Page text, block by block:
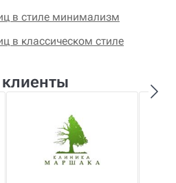
в стиле минимализм
в классическом стиле